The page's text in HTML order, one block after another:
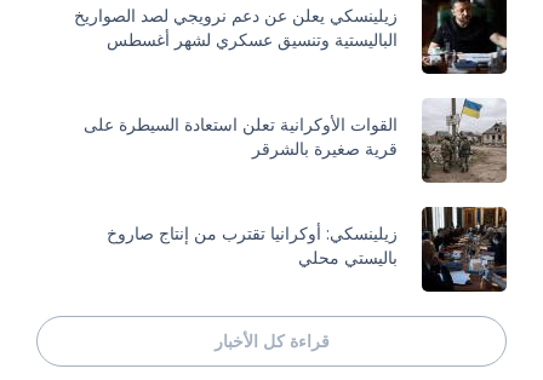
زيلينسكي يعلن عن دعم نرويجي لصد الصواريخ
الباليستية وتنسيق عسكري لشهر أغسطس
القوات الأوكرانية تعلن استعادة السيطرة على
قرية صغيرة بالشرقر
زيلينسكي: أوكرانيا تقترب من إنتاج صاروخ
باليستي محلي
قراءة كل الأخبار